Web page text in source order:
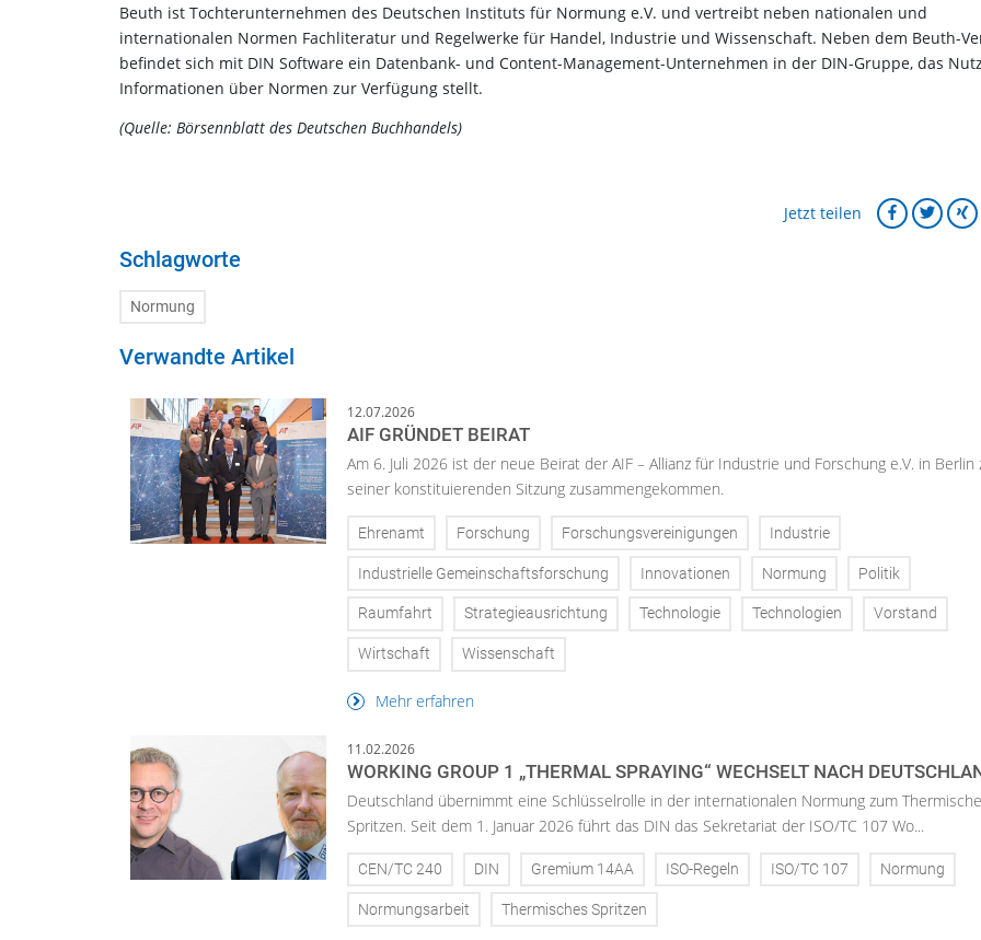
Beuth ist Tochterunternehmen des Deutschen Instituts für Normung e.V. und vertreibt neben nationalen und
internationalen Normen Fachliteratur und Regelwerke für Handel, Industrie und Wissenschaft. Neben dem Beuth-
befindet sich mit DIN Software ein Datenbank- und Content-Management-Unternehmen in der DIN-Gruppe, das
Informationen über Normen zur Verfügung stellt.
(Quelle: Börsennblatt des Deutschen Buchhandels)
Jetzt teilen
Schlagworte
Normung
Verwandte Artikel
12.07.2026
AIF GRÜNDET BEIRAT
Am 6. Juli 2026 ist der neue Beirat der AIF – Allianz für Industrie und Forschung e.V. in Berlin
seiner konstituierenden Sitzung zusammengekommen.
Ehrenamt Forschung Forschungsvereinigungen Industrie
Industrielle Gemeinschaftsforschung Innovationen Normung Politik
Raumfahrt Strategieausrichtung Technologie Technologien Vorstand
Wirtschaft Wissenschaft
Mehr erfahren
11.02.2026
WORKING GROUP 1 „THERMAL SPRAYING“ WECHSELT NACH
Deutschland übernimmt eine Schlüsselrolle in der internationalen Normung zum
Spritzen. Seit dem 1. Januar 2026 führt das DIN das Sekretariat der ISO/TC 107 Wo...
CEN/TC 240 DIN Gremium 14AA ISO-Regeln ISO/TC 107 Normung
Normungsarbeit Thermisches Spritzen